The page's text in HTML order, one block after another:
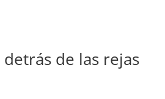
de las rejas